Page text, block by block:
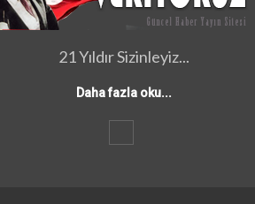
21 Yıldır Sizinleyiz...
Daha fazla oku...